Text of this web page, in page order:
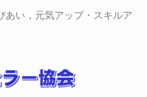
あい，元気アップ・スキルア